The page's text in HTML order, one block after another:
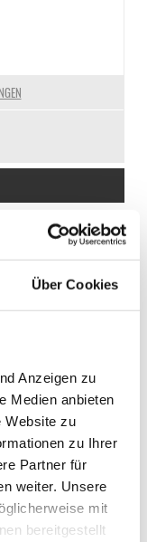
Über Cookies
Anzeigen zu
Medien anbieten
Website zu
zu Ihrer
Partner für
weiter. Unsere
mit
bereitgestellt
aus Japan, 1,6